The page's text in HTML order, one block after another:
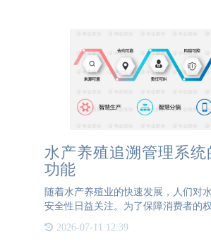
水产养殖追溯管理系统
功能
随着水产养殖业的快速发展，人们对
安全性日益关注。为了保障消费者的
养殖业的可持续发展，建立一套科学
追溯管理系统显得尤为重要。本文将
2026-07-11 12:39